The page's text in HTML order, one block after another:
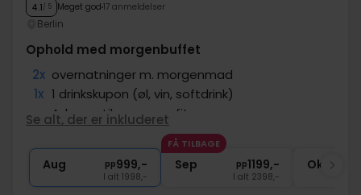
4.1/ 5 Meget god 17 anmeldelser
Berlin
Ophold med morgenbuffet
2x overnatninger m. morgenmad
1x 1 drinkskupon (øl, vin, softdrink)
∞
Adgang til sauna og fitness
∞ Gratis internet
Se alt, der er inkluderet
Aug pp999,-
I alt 1998,-
FÅ TILBAGE
Sep pp1199,-
I alt 2398,-
Okt